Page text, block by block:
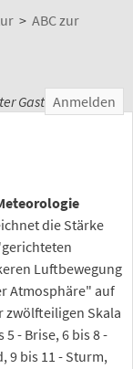
> ABC zur
Gast Anmelden
die Stärke
Luftbewegung
Atmosphäre" auf
zwölfteiligen Skala
5 - Brise, 6 bis 8 -
9 bis 11 - Sturm,